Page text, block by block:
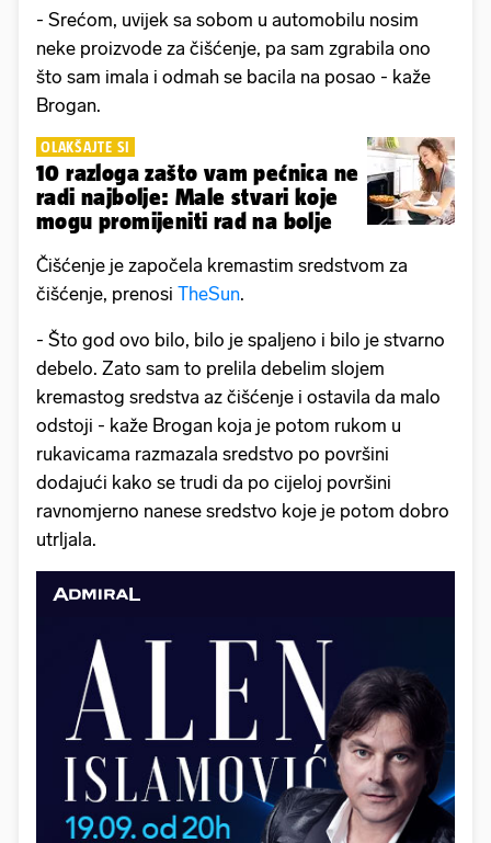
- Srećom, uvijek sa sobom u automobilu nosim
neke proizvode za čišćenje, pa sam zgrabila ono
što sam imala i odmah se bacila na posao - kaže
Brogan.
OLAKŠAJTE SI
10 razloga zašto vam pećnica ne
radi najbolje: Male stvari koje
mogu promijeniti rad na bolje
Čišćenje je započela kremastim sredstvom za
čišćenje, prenosi TheSun.
- Što god ovo bilo, bilo je spaljeno i bilo je stvarno
debelo. Zato sam to prelila debelim slojem
kremastog sredstva az čišćenje i ostavila da malo
odstoji - kaže Brogan koja je potom rukom u
rukavicama razmazala sredstvo po površini
dodajući kako se trudi da po cijeloj površini
ravnomjerno nanese sredstvo koje je potom dobro
utrljala.